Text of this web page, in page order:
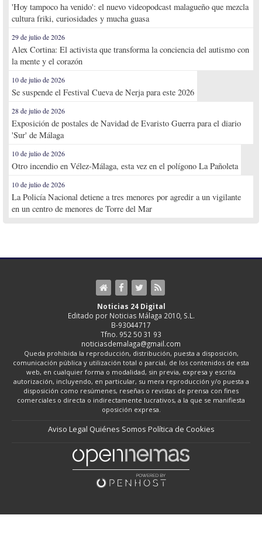
'Hoy tampoco ha venido': el nuevo videopodcast malagueño que mezcla
cultura friki, curiosidades y mucha guasa
29 de julio de 2026
Alex Cortina: El activista que transforma la conciencia del autismo con
la mente y el corazón
10 de julio de 2026
Se suspende el Festival Cueva de Nerja para este 2026
28 de julio de 2026
Exposición de postales de Navidad de Evaristo Guerra para el diario
'Sur' de Málaga
10 de julio de 2026
Otro incendio en Vélez-Málaga, esta vez en el polígono La Pañoleta
10 de julio de 2026
La Policía Nacional detiene a tres menores por agredir a un vigilante
en un centro de menores de Torre del Mar
Noticias 24 Digital
Editado por Noticias Málaga 2010, S.L.
B-93044717
Tfno. 952 50 31 93
noticiasdemalaga@gmail.com
Queda prohibida la reproducción, distribución, puesta a disposición,
comunicación pública y utilización total o parcial, de los contenidos de esta
web, en cualquier forma o modalidad, sin previa, expresa y escrita
autorización, incluyendo, en particular, su mera reproducción y/o puesta a
disposición como resúmenes, reseñas o revistas de prensa con fines
comerciales o directa o indirectamente lucrativos, a la que se manifiesta
oposición expresa.
Aviso Legal Quiénes Somos Política de Cookies